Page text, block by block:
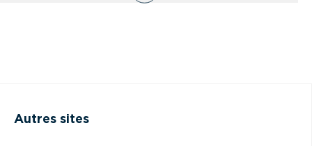
Autres sites